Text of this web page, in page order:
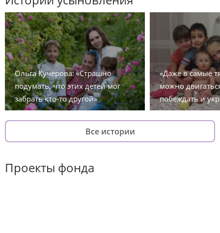
Ольга Кучерова: «Страшно
подумать, что этих детей мог
забрать кто-то другой»
«Даже в самые
можно
побеждать и
Все истории
Проекты фонда